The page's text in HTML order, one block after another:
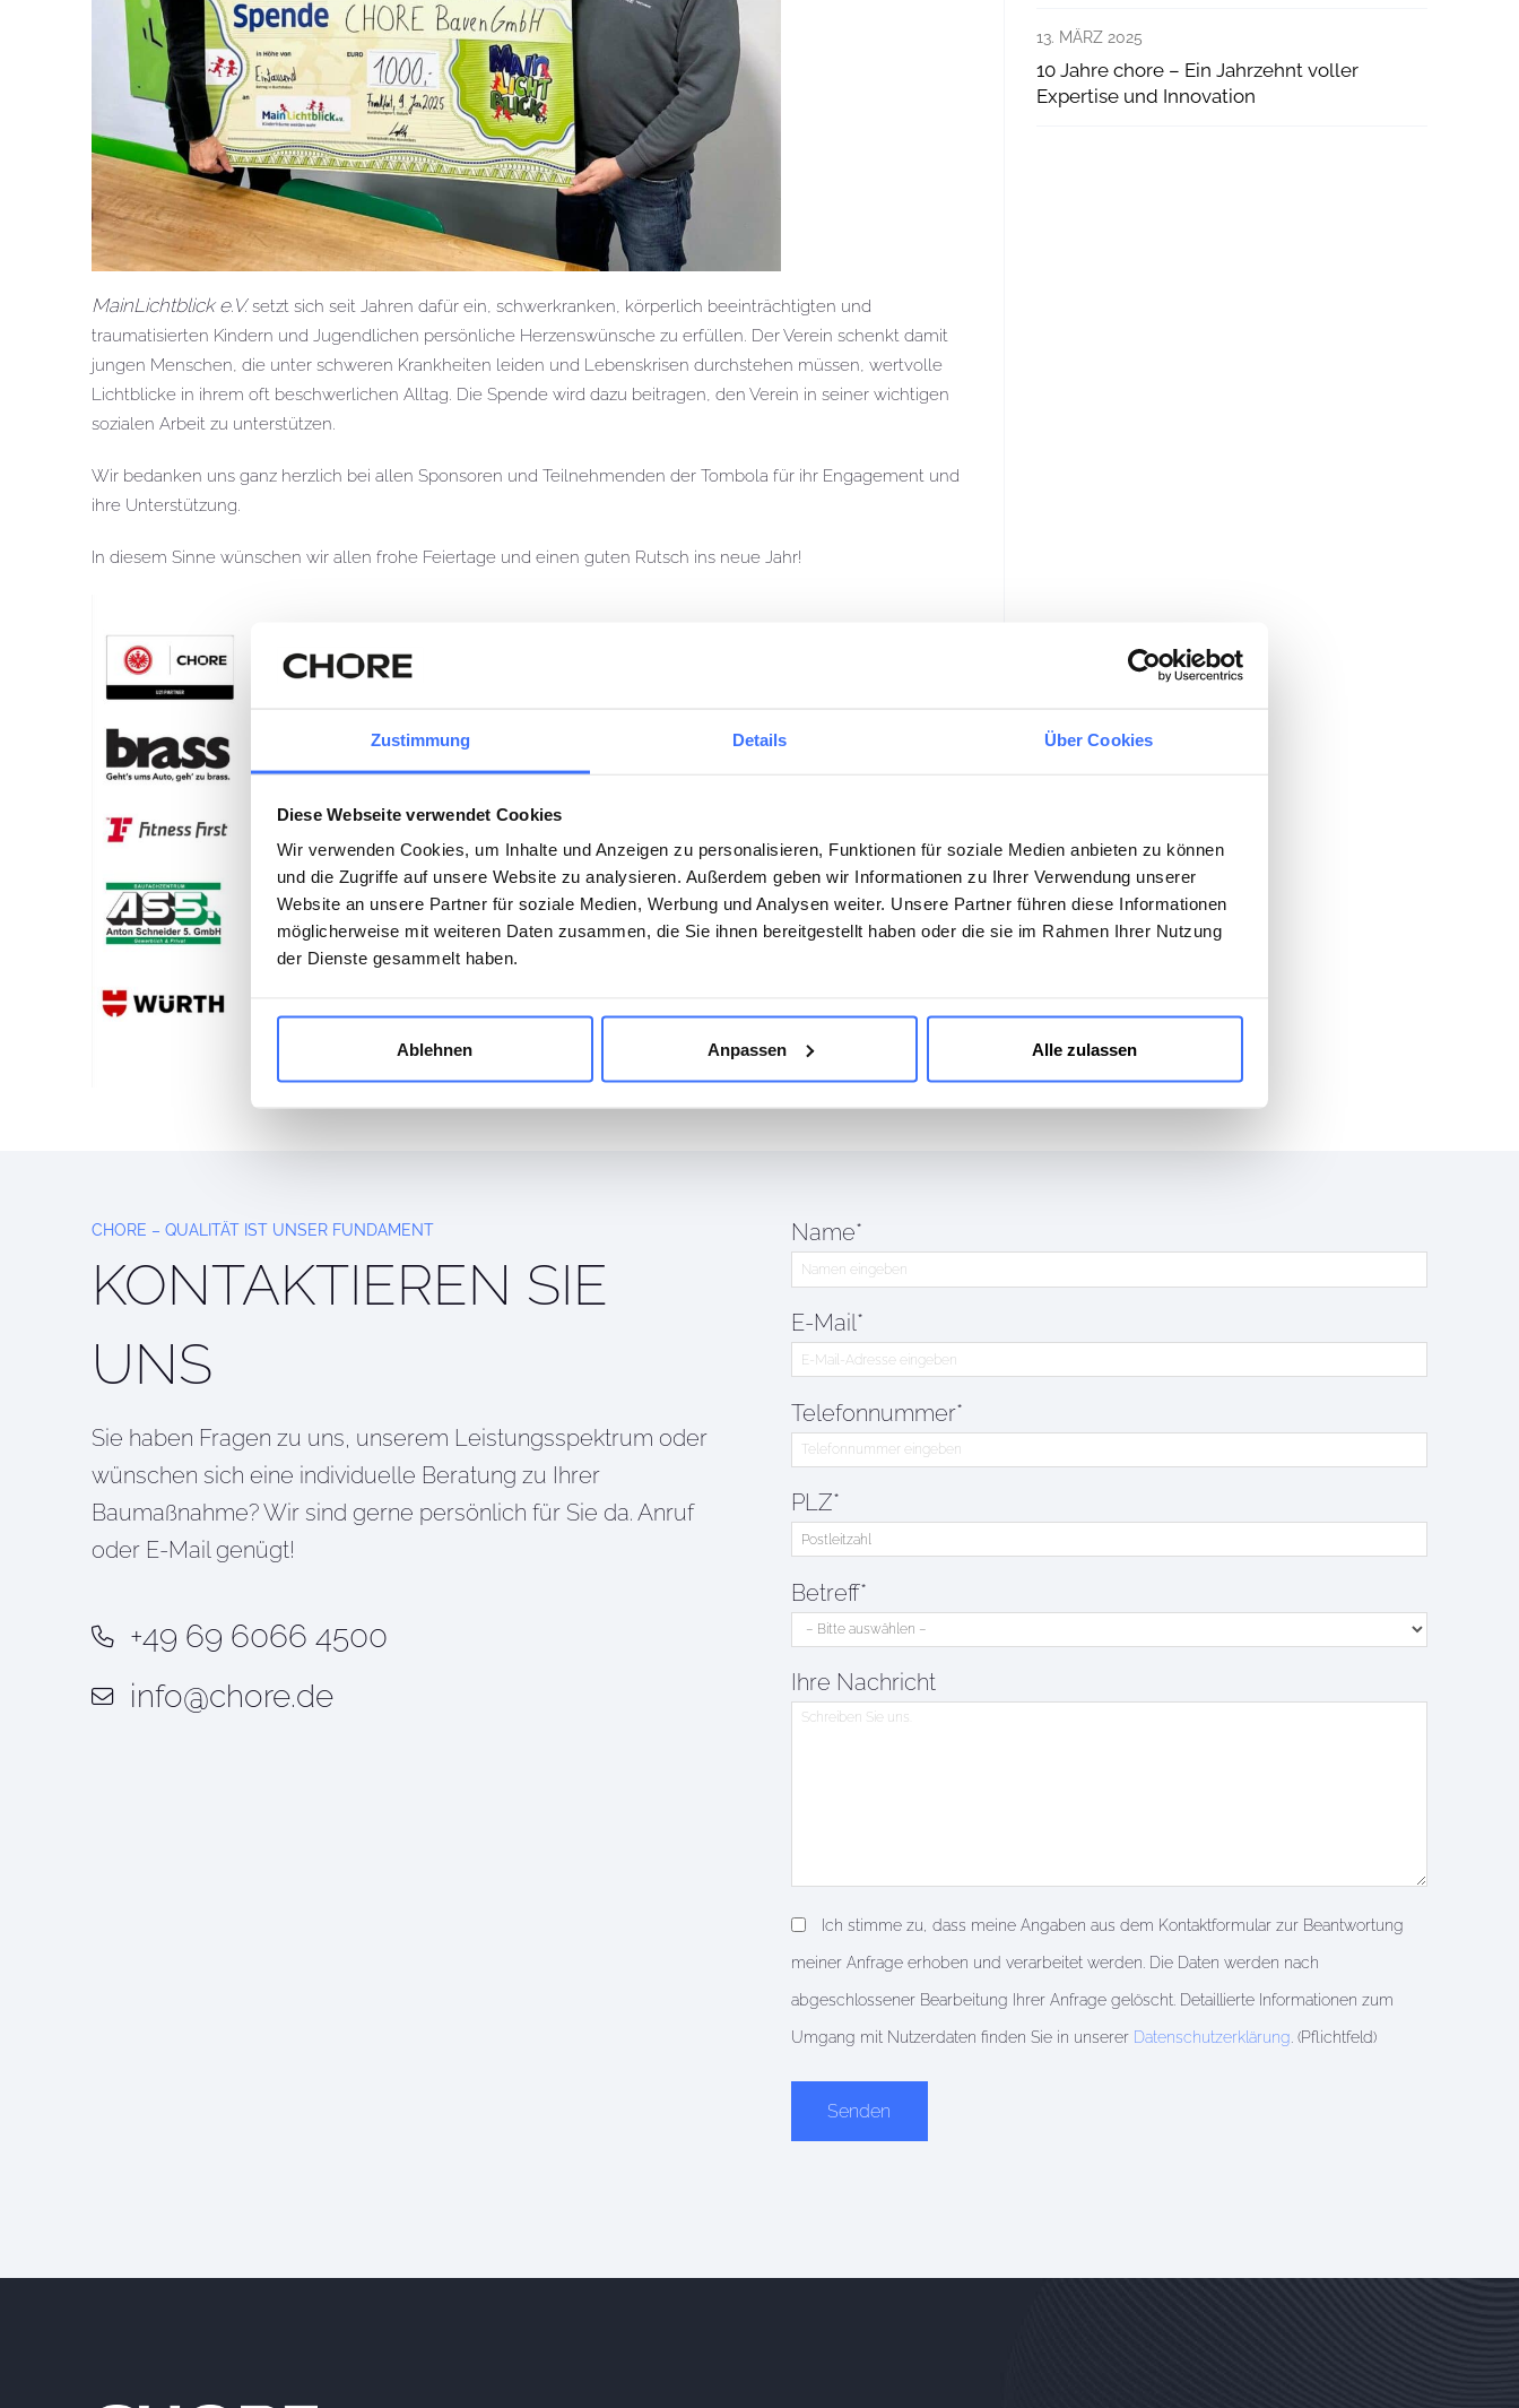
Zustimmung Details Über Cookies
Diese Webseite verwendet Cookies
Wir verwenden Cookies, um Inhalte und Anzeigen zu personalisieren, Funktionen für soziale Medien anbieten zu können
und die Zugriffe auf unsere Website zu analysieren. Außerdem geben wir Informationen zu Ihrer Verwendung unserer
Website an unsere Partner für soziale Medien, Werbung und Analysen weiter. Unsere Partner führen diese Informationen
möglicherweise mit weiteren Daten zusammen, die Sie ihnen bereitgestellt haben oder die sie im Rahmen Ihrer Nutzung
der Dienste gesammelt haben.
Ablehnen Anpassen Alle zulassen
MainLichtblick e.V.setzt sich seit Jahren dafür ein, schwerkranken, körperlich beeinträchtigten und
traumatisierten Kindern und Jugendlichen persönliche Herzenswünsche zu erfüllen. Der Verein schenkt damit
jungen Menschen, die unter schweren Krankheiten leiden und Lebenskrisen durchstehen müssen, wertvolle
Lichtblicke in ihrem oft beschwerlichen Alltag. Die Spende wird dazu beitragen, den Verein in seiner wichtigen
sozialen Arbeit zu unterstützen.
Wir bedanken uns ganz herzlich bei allen Sponsoren und Teilnehmenden der Tombola für ihr Engagement und
ihre Unterstützung.
In diesem Sinne wünschen wir allen frohe Feiertage und einen guten Rutsch ins neue Jahr!
13. MÄRZ 2025
10 Jahre chore – Ein Jahrzehnt voller
Expertise und Innovation
CHORE – QUALITÄT IST UNSER FUNDAMENT
KONTAKTIEREN SIE
UNS
Sie haben Fragen zu uns, unserem Leistungsspektrum oder
wünschen sich eine individuelle Beratung zu Ihrer
Baumaßnahme? Wir sind gerne persönlich für Sie da. Anruf
oder E-Mail genügt!
+49 69 6066 4500
info@chore.de
Name*
E-Mail*
Telefonnummer*
PLZ*
Betreff*
Ihre Nachricht
Ich stimme zu, dass meine Angaben aus dem Kontaktformular zur Beantwortung
meiner Anfrage erhoben und verarbeitet werden. Die Daten werden nach
abgeschlossener Bearbeitung Ihrer Anfrage gelöscht. Detaillierte Informationen zum
Umgang mit Nutzerdaten finden Sie in unserer Datenschutzerklärung . (Pflichtfeld)